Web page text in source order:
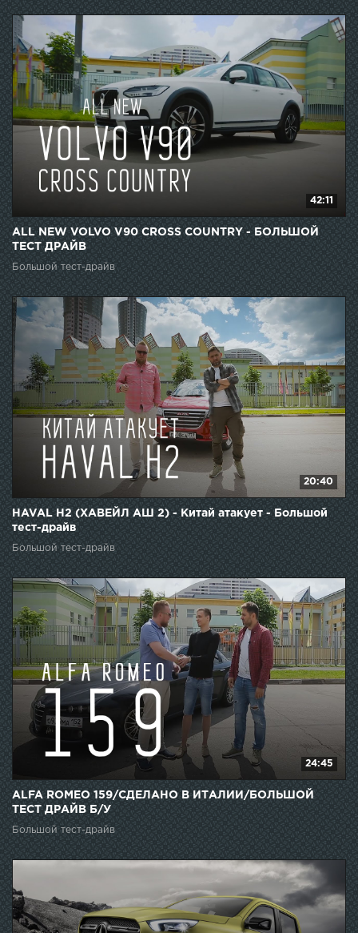
42:11
ALL NEW VOLVO V90 CROSS COUNTRY - БОЛЬШОЙ
ТЕСТ ДРАЙВ
Большой тест-драйв
20:40
HAVAL H2 (ХАВЕЙЛ АШ 2) - Китай атакует - Большой
тест-драйв
Большой тест-драйв
24:45
ALFA ROMEO 159/СДЕЛАНО В ИТАЛИИ/БОЛЬШОЙ
ТЕСТ ДРАЙВ Б/У
Большой тест-драйв